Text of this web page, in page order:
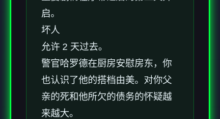
启。
坏人
允许 2 天过去。
警官哈罗德在厨房安慰房东，你
也认识了他的搭档由美。对你父
亲的死和他所欠的债务的怀疑越
来越大。